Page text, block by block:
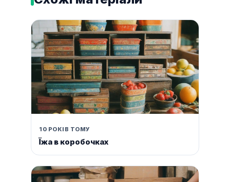
10 РОКІВ ТОМУ
Їжа в коробочках